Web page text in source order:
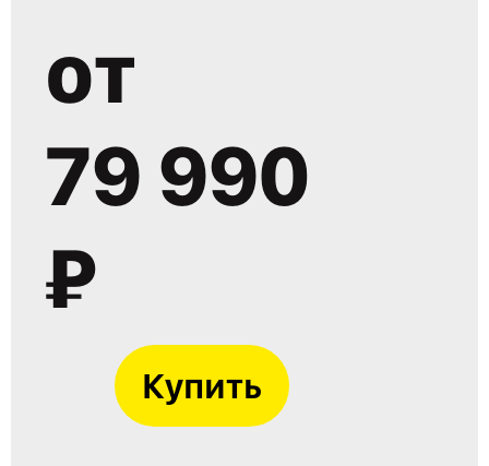
от
79 990
₽
Купить